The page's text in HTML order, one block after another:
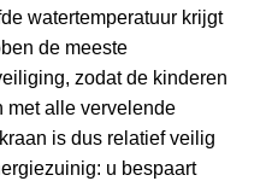
watertemperatuur krijgt
de meeste
zodat de kinderen
met alle vervelende
is dus relatief veilig
u bespaart